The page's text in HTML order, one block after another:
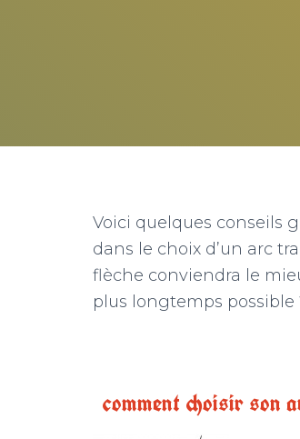
Voici quelques conseils
dans le choix d’un arc
flèche conviendra le
plus longtemps possible
comment choisir son